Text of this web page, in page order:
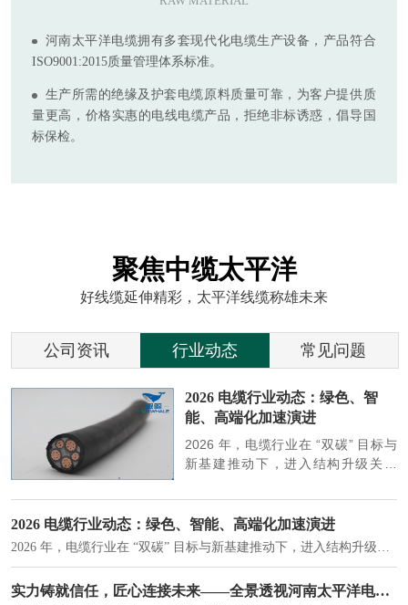
河南太平洋电缆拥有多套现代化电缆生产设备，产品符合
ISO9001:2015质量管理体系标准。
生产所需的绝缘及护套电缆原料质量可靠，为客户提供质
量更高，价格实惠的电线电缆产品，拒绝非标诱惑，倡导国
标保检。
聚焦中缆太平洋
好线缆延伸精彩，太平洋线缆称雄未来
公司资讯 行业动态 常见问题
2026 电缆行业动态：绿色、智
能、高端化加速演进
2026 年，电缆行业在 “双碳” 目标与
新基建推动下，进入结构升级关键
大清晰趋势，市场格局持续优化。
2026 电缆行业动态：绿色、智能、高端化加速演进
实力铸就信任，匠心连接未来——全景透视河南太平洋电缆厂